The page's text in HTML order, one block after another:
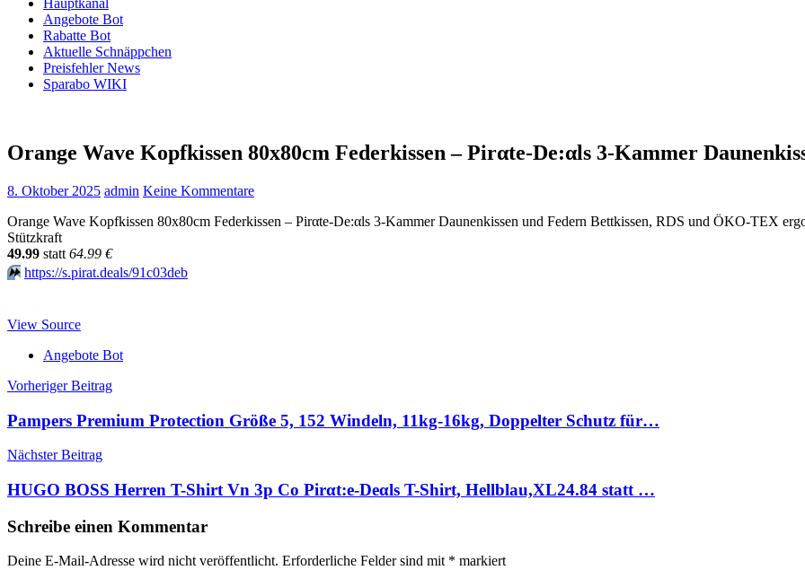
Hauptkanal
Angebote Bot
Rabatte Bot
Aktuelle Schnäppchen
Preisfehler News
Sparabo WIKI
Orange Wave Kopfkissen 80x80cm Federkissen – Pirαtе-Dе:αls 3-Kammer
8. Oktober 2025 admin Keine Kommentare
Orange Wave Kopfkissen 80x80cm Federkissen – Pirαtе-Dе:αls 3-Kammer Daunenkissen und Federn Bettkissen, RDS und ÖKO-TEX
Stützkraft
49.99 statt 64.99 €
⏩️ https://s.pirat.deals/91c03deb
View Source
Angebote Bot
Beitragsnavigation
Vorheriger Beitrag
Pampers Premium Protection Größe 5, 152 Windeln, 11kg-16kg, Doppelter Schutz für…
Nächster Beitrag
HUGO BOSS Herren T-Shirt Vn 3p Co Pirαt:е-Dеαls T-Shirt, Hellblau,XL24.84 statt …
Schreibe einen Kommentar
Deine E-Mail-Adresse wird nicht veröffentlicht. Erforderliche Felder sind mit * markiert